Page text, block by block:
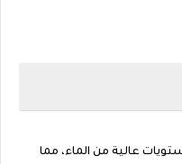
عالية من الماء، مما